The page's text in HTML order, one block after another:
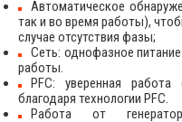
Автоматическое
так и во время работы),
случае отсутствия фазы;
Сеть: однофазное
работы.
PFC: уверенная
благодаря технологии PFC.
Работа от